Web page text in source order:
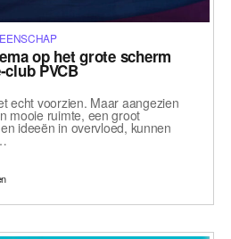
op het grote scherm
club PVCB
echt voorzien. Maar aangezien
mooie ruimte, een groot
ideeën in overvloed, kunnen